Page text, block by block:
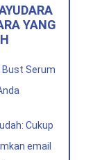
YANG
Bust Serum
Cukup
email